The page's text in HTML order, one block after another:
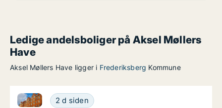
Ledige andelsboliger på Aksel Møllers
Have
Aksel Møllers Have ligger i Frederiksberg Kommune
Ca. 130 m2 andelsbolig til salg i 2400
2 d siden
Ca. 130 m2 andelsbolig til salg i 2400 København